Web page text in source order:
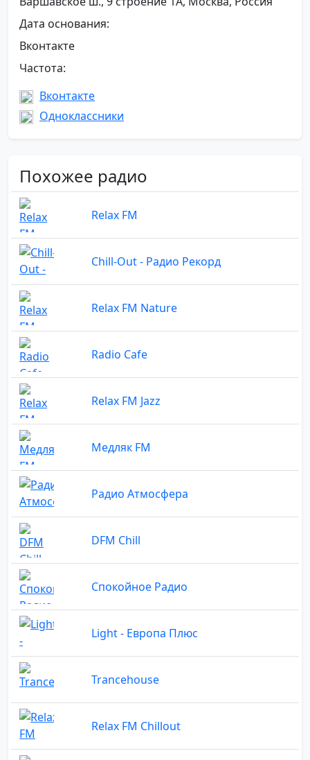
Дата основания:
Вконтакте
Частота:
Вконтакте
Одноклассники
Похожее радио
Relax FM
Chill-Out - Радио Рекорд
Relax FM Nature
Radio Cafe
Relax FM Jazz
Медляк FM
Радио Атмосфера
DFM Chill
Спокойное Радио
Light - Европа Плюс
Trancehouse
Relax FM Chillout